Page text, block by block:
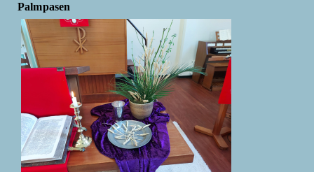
Palmpasen